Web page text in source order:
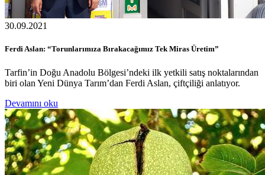
30.09.2021
Ferdi Aslan: “Torunlarımıza Bırakacağımız Tek Miras Üretim”
Tarfin’in Doğu Anadolu Bölgesi’ndeki ilk yetkili satış noktalarından
biri olan Yeni Dünya Tarım’dan Ferdi Aslan, çiftçiliği anlatıyor.
Devamını oku